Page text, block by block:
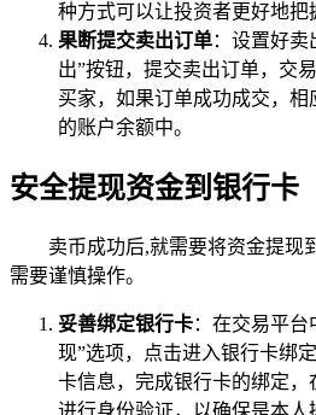
种方式可以让投资者更好地把
果断提交卖出订单：设置好卖
出”按钮，提交卖出订单，交
买家，如果订单成功成交，
的账户余额中。
安全提现资金到银行卡
卖币成功后,就需要将资金提现
需要谨慎操作。
妥善绑定银行卡：在交易平台
现”选项，点击进入银行卡绑
卡信息，完成银行卡的绑定